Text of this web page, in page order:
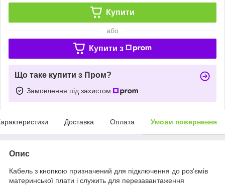
Купити
або
Купити з
Що таке купити з Пром?
Замовлення під захистом
Доставка Оплата Умови повернення
Опис
Кабель з кнопкою призначений для підключення до роз'ємів
материнської плати і служить для перезавантаження